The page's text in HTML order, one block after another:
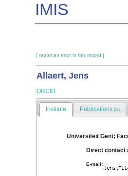
IMIS
[ report an error in this record ]
Allaert, Jens
ORCID
Institute Publications(4)
Universiteit Gent;
Direct contact
E-mail: